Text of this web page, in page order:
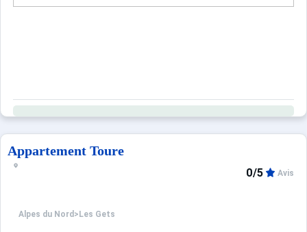
Appartement Toure
Alpes du Nord > Les Gets
0/5 Avis